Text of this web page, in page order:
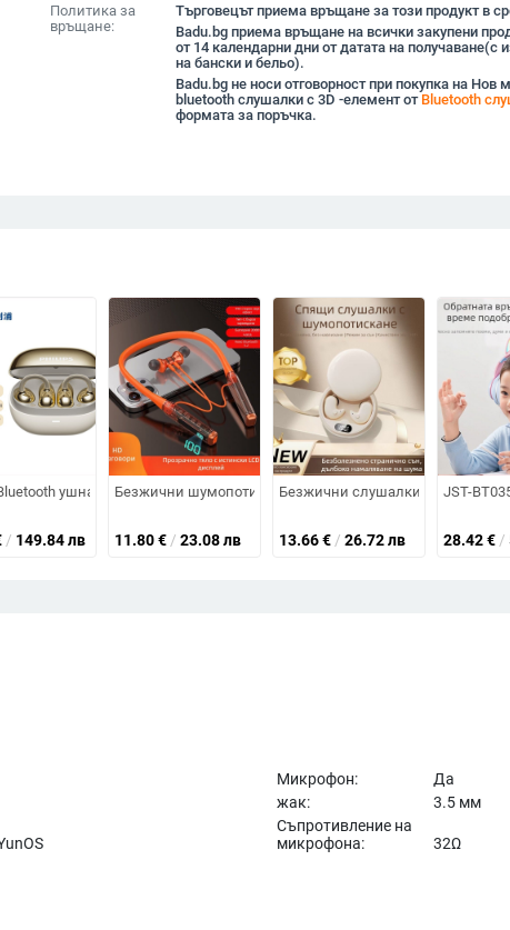
Политика за
връщане:
Търговецът приема връщане за този продукт в
Badu.bg приема връщане на всички закупени
от 14 календарни дни от датата на получаване(с
на бански и бельо).
Badu.bg не носи отговорност при покупка на Нов
bluetooth слушалки с 3D -елемент от Bluetooth
формата за поръчка.
звук, Bluetooth 6.0, 4–8 ч работа, водоустойчив, чип Zhongke
5.0, шумопотискане с двойни микрофони 5.0, обхват 10 м, живот на
ушна клип слушалка – открито ухо, безжично, Bluetooth 5.0,
/ 149.84 лв
Безжични шумопотискащи Bluetooth слушалки, полуин-
11.80€ / 23.08 лв
Безжични слушалки с костна
13.66€ / 26.72 лв
JST-
28.42€ /
Микрофон:
Да
жак: 3.5 мм
Съпротивление на
микрофона:
32Ω